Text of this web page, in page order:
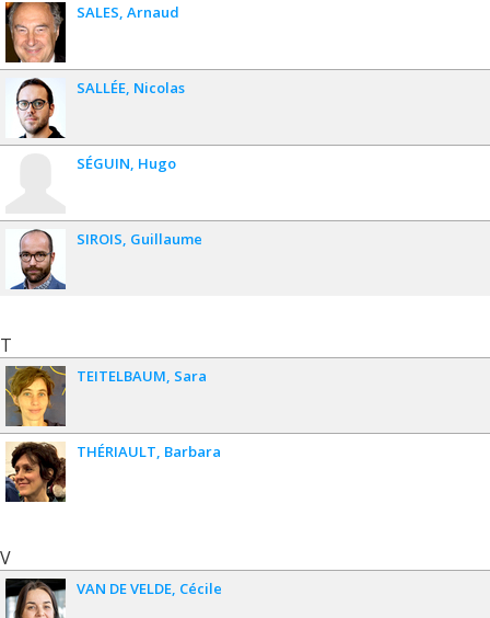
SALES Arnaud
SALLÉE Nicolas
SÉGUIN Hugo
SIROIS Guillaume
T
TEITELBAUM Sara
THÉRIAULT Barbara
V
VAN DE VELDE Cécile